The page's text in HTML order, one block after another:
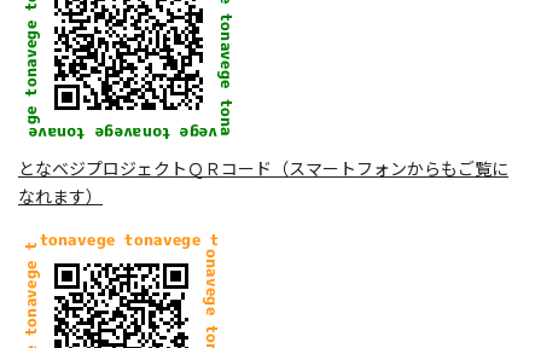
となベジプロジェクトＱＲコード（スマートフォンからもご覧に
なれます）